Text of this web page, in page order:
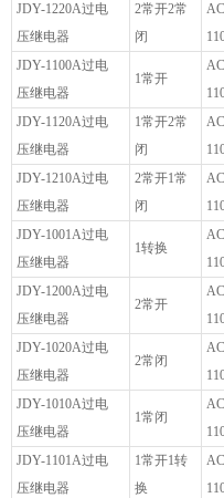
JDY-1220A过电
压继电器
2常开2常
闭
JDY-1100A过电
压继电器
1常开
JDY-1120A过电
压继电器
1常开2常
闭
JDY-1210A过电
压继电器
2常开1常
闭
JDY-1001A过电
压继电器
1转换
JDY-1200A过电
压继电器
2常开
JDY-1020A过电
压继电器
2常闭
JDY-1010A过电
压继电器
1常闭
JDY-1101A过电
压继电器
1常开1转
换